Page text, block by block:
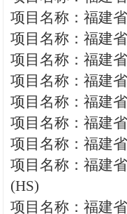
项目名称：福建
项目名称：福建
项目名称：福建
项目名称：福建
项目名称：福建
项目名称：福建
项目名称：福建
项目名称：福建
(HS)
项目名称：福建